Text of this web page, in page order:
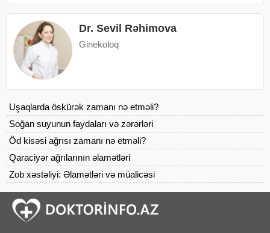
Dr. Sevil Rəhimova
Ginekoloq
Uşaqlarda öskürək zamanı nə etməli?
Soğan suyunun faydaları və zərərləri
Öd kisəsi ağrısı zamanı nə etməli?
Qaraciyər ağrılarının əlamətləri
Zob xəstəliyi: Əlamətləri və müalicəsi